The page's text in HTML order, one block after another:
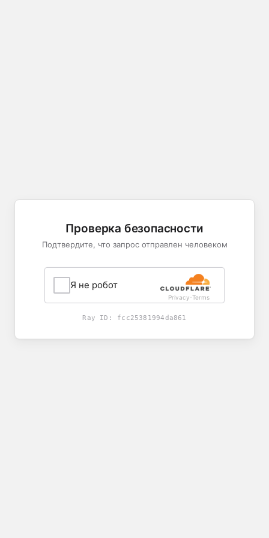
Проверка безопасности
Подтвердите, что запрос отправлен человеком
Я не робот
Privacy-Terms
Ray ID: fcc25381994da861